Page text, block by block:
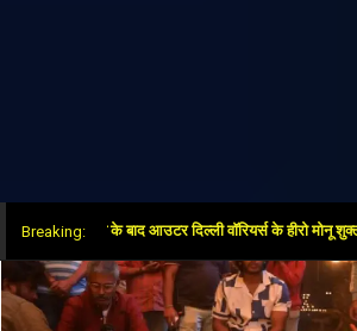
Breaking:
में जीत के बाद आउटर दिल्ली वॉरियर्स के हीरो मोनू शुक्ला ने